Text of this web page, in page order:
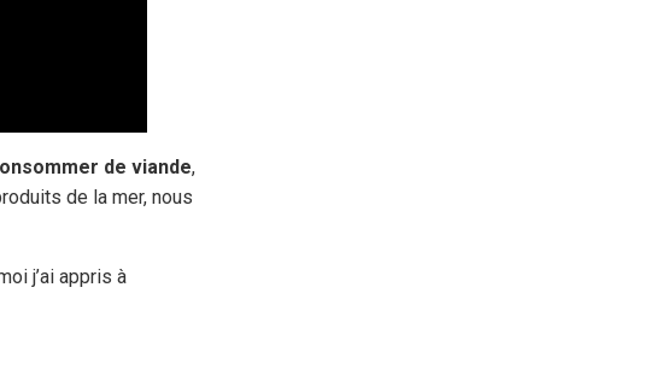
de viande,
de la mer, nous
moi j’ai appris à